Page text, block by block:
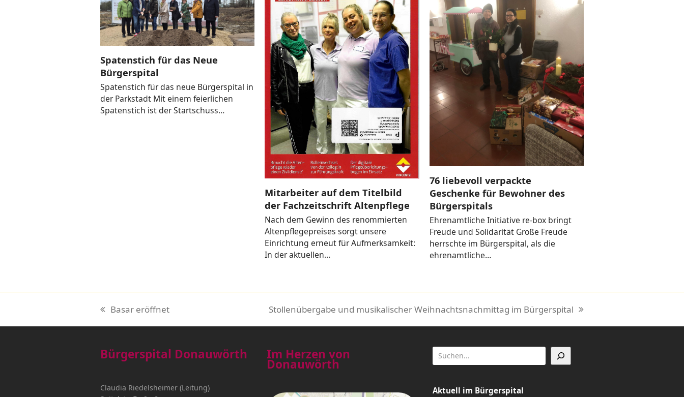
Spatenstich für das Neue
Bürgerspital
Spatenstich für das neue Bürgerspital in
der Parkstadt Mit einem feierlichen
Spatenstich ist der Startschuss…
Mitarbeiter auf dem Titelbild
der Fachzeitschrift Altenpflege
Nach dem Gewinn des renommierten
Altenpflegepreises sorgt unsere
Einrichtung erneut für Aufmerksamkeit:
In der aktuellen…
76 liebevoll verpackte
Geschenke für Bewohner des
Bürgerspitals
Ehrenamtliche Initiative re-box bringt
Freude und Solidarität Große Freude
herrschte im Bürgerspital, als die
ehrenamtliche…
vorheriger
Beitrag:
Basar eröffnet
Nächster
Beitrag:
Stollenübergabe und musikalischer Weihnachtsnachmittag im Bürgerspital
Bürgerspital Donauwörth
Claudia Riedelsheimer (Leitung)
Im Herzen von
Donauwörth
Aktuell im Bürgerspital